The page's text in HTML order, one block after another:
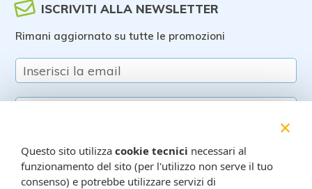
ISCRIVITI ALLA NEWSLETTER
Rimani aggiornato su tutte le promozioni
Resta in contatto:(informativa sulla privacy)
×
Questo sito utilizza cookie tecnici necessari al
funzionamento del sito (per l'utilizzo non serve il tuo
consenso) e potrebbe utilizzare servizi di